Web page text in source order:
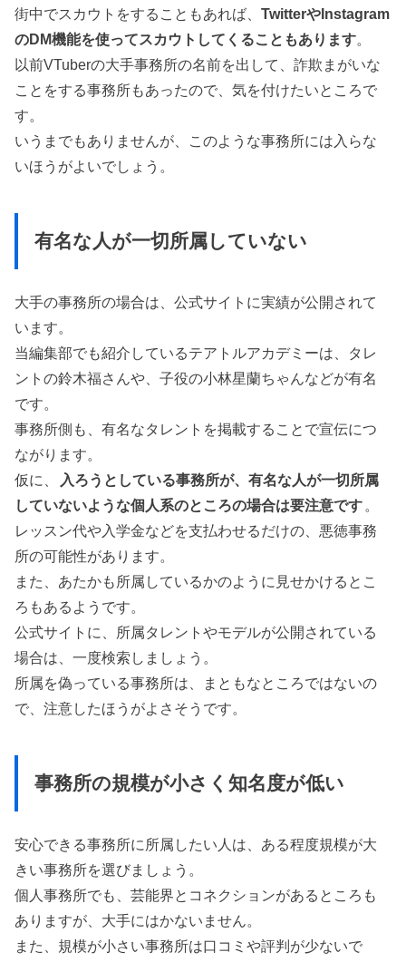
街中でスカウトをすることもあれば、TwitterやInstagram
のDM機能を使ってスカウトしてくることもあります。
以前VTuberの大手事務所の名前を出して、詐欺まがいな
ことをする事務所もあったので、気を付けたいところで
す。
いうまでもありませんが、このような事務所には入らな
いほうがよいでしょう。
有名な人が一切所属していない
大手の事務所の場合は、公式サイトに実績が公開されて
います。
当編集部でも紹介しているテアトルアカデミーは、タレ
ントの鈴木福さんや、子役の小林星蘭ちゃんなどが有名
です。
事務所側も、有名なタレントを掲載することで宣伝につ
ながります。
仮に、
入ろうとしている事務所が、有名な人が一切所属
していないような個人系のところの場合は要注意です 。
レッスン代や入学金などを支払わせるだけの、悪徳事務
所の可能性があります。
また、あたかも所属しているかのように見せかけるとこ
ろもあるようです。
公式サイトに、所属タレントやモデルが公開されている
場合は、一度検索しましょう。
所属を偽っている事務所は、まともなところではないの
で、注意したほうがよさそうです。
事務所の規模が小さく知名度が低い
安心できる事務所に所属したい人は、ある程度規模が大
きい事務所を選びましょう。
個人事務所でも、芸能界とコネクションがあるところも
ありますが、大手にはかないません。
また、規模が小さい事務所は口コミや評判が少ないで